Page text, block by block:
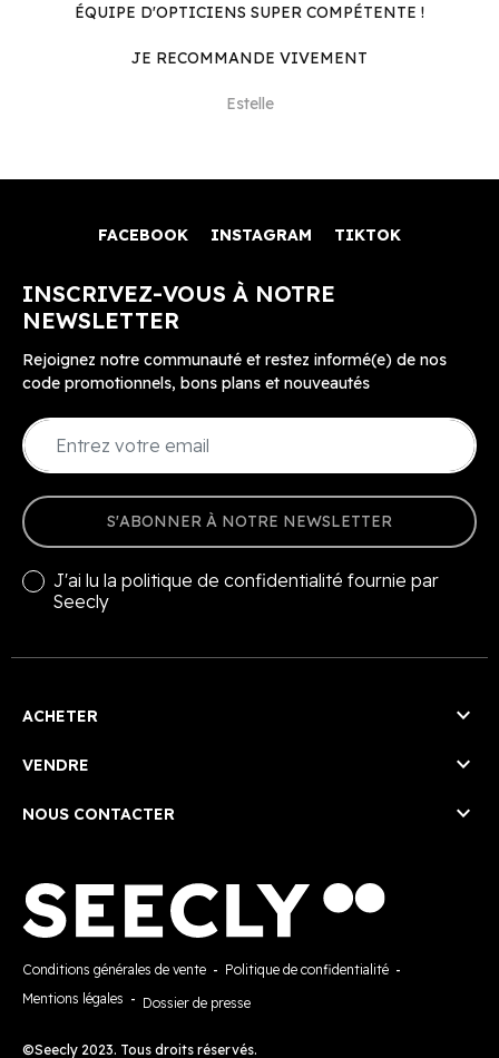
ÉQUIPE D'OPTICIENS SUPER COMPÉTENTE !
JE RECOMMANDE VIVEMENT
Estelle
FACEBOOK INSTAGRAM TIKTOK
INSCRIVEZ-VOUS À NOTRE
NEWSLETTER
Rejoignez notre communauté et restez informé(e) de nos
code promotionnels, bons plans et nouveautés
S'ABONNER À NOTRE NEWSLETTER
J'ai lu la politique de confidentialité fournie par
Seecly
ACHETER 
VENDRE 
NOUS CONTACTER 
Conditions générales de vente - Politique de confidentialité -
Mentions légales - Dossier de presse
©Seecly 2023. Tous droits réservés.